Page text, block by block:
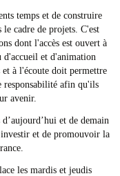
temps et de construire
cadre de projets. C'est
dont l'accès est ouvert à
d'accueil et d'animation
et à l'écoute doit permettre
responsabilité afin qu'ils
avenir.
et de demain
et de promouvoir la
les mardis et jeudis